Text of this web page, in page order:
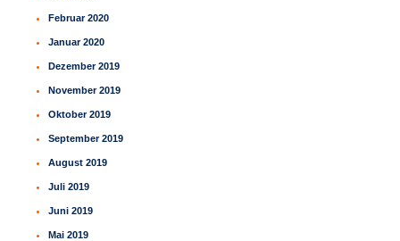
Februar 2020
Januar 2020
Dezember 2019
November 2019
Oktober 2019
September 2019
August 2019
Juli 2019
Juni 2019
Mai 2019